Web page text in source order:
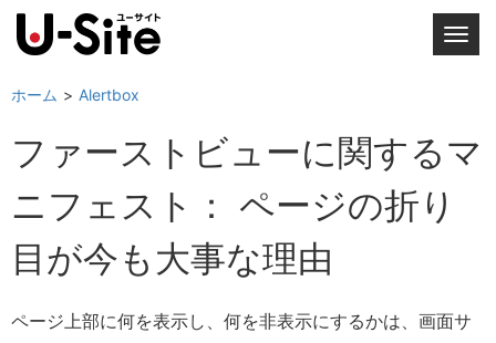
T
l
a
ホーム Alertbox
ファーストビューに関するマ
ニフェスト： ページの折り
目が今も大事な理由
ページ上部に何を表示し、何を非表示にするかは、画面サ